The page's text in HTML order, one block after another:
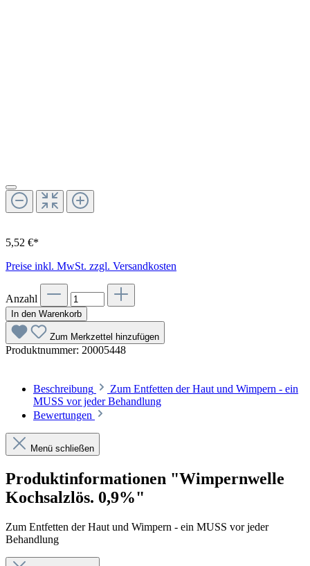
5,52 €*
Preise inkl. MwSt. zzgl. Versandkosten
Anzahl
In den Warenkorb
Zum Merkzettel hinzufügen
Produktnummer: 20005448
Beschreibung
Zum Entfetten der Haut und Wimpern - ein
MUSS vor jeder Behandlung
Bewertungen
Menü schließen
Produktinformationen "Wimpernwelle
Kochsalzlös. 0,9%"
Zum Entfetten der Haut und Wimpern - ein MUSS vor jeder
Behandlung